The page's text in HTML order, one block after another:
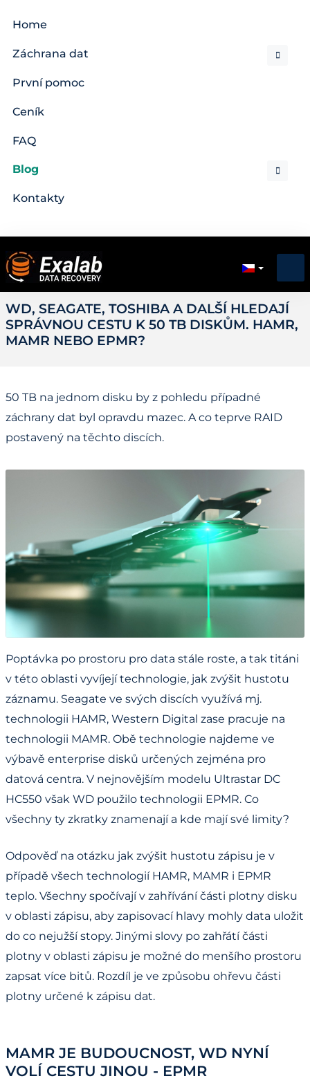
Home
Záchrana dat
První pomoc
Ceník
FAQ
Blog
Kontakty
WD, SEAGATE, TOSHIBA A DALŠÍ HLEDAJÍ
SPRÁVNOU CESTU K 50 TB DISKŮM. HAMR,
MAMR NEBO EPMR?
50 TB na jednom disku by z pohledu případné
záchrany dat byl opravdu mazec. A co teprve RAID
postavený na těchto discích.
Poptávka po prostoru pro data stále roste, a tak titáni
v této oblasti vyvíjejí technologie, jak zvýšit hustotu
záznamu. Seagate ve svých discích využívá mj.
technologii HAMR, Western Digital zase pracuje na
technologii MAMR. Obě technologie najdeme ve
výbavě enterprise disků určených zejména pro
datová centra. V nejnovějším modelu Ultrastar DC
HC550 však WD použilo technologii EPMR. Co
všechny ty zkratky znamenají a kde mají své limity?
Odpověď na otázku jak zvýšit hustotu zápisu je v
případě všech technologií HAMR, MAMR i EPMR
teplo. Všechny spočívají v zahřívání části plotny disku
v oblasti zápisu, aby zapisovací hlavy mohly data uložit
do co nejužší stopy. Jinými slovy po zahřátí části
plotny v oblasti zápisu je možné do menšího prostoru
zapsat více bitů. Rozdíl je ve způsobu ohřevu části
plotny určené k zápisu dat.
MAMR JE BUDOUCNOST, WD NYNÍ
VOLÍ CESTU JINOU - EPMR